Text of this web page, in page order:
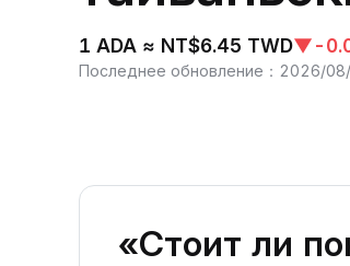
1 ADA ≈ NT$6.45 TWD▼-
Последнее обновление ： 2026/
«Стоит ли